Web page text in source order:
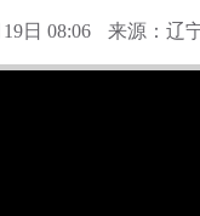
日 08:06 来源：辽